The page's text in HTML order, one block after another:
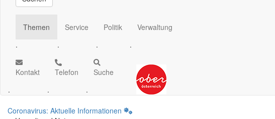
Themen
.
Service
.
Politik
.
Verwaltung
.
Kontakt
.
Telefon
.
Suche
.
Coronavirus: Aktuelle Informationen